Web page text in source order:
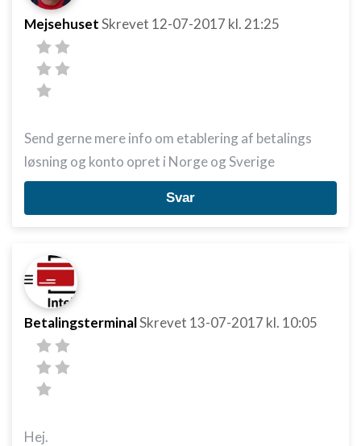
MejsehusetSkrevet 12-07-2017 kl. 21:25
Send gerne mere info om etablering af betalings
løsning og konto opret i Norge og Sverige
Svar
BetalingsterminalSkrevet 13-07-2017 kl. 10:05
Hej.